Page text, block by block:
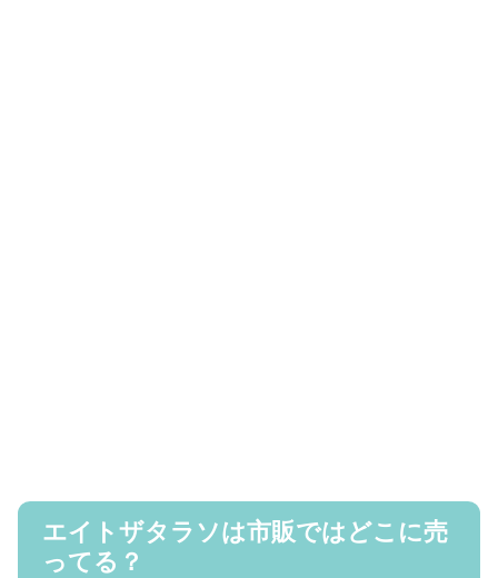
エイトザタラソは市販ではどこに売
ってる？